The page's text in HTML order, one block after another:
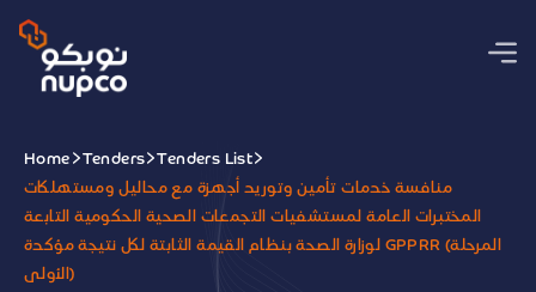
Home Tenders
Tenders List
منافسة خدمات تأمين وتوريد أجهزة مع محاليل ومستهلكات
المختبرات العامة لمستشفيات التجمعات الصحية الحكومية التابعة
لوزارة الصحة بنظام القيمة الثابتة لكل نتيجة مؤكدة GPPRR (المرحلة
الأولى)